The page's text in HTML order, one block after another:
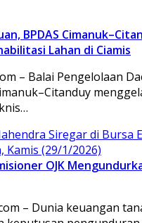
BPDAS
Lahan di Ciamis
– Balai Pengelolaan
OJK
– Dunia keuangan